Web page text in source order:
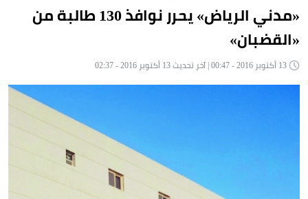
«مدني الرياض» يحرر نوافذ 130 طالبة من
«القضبان»